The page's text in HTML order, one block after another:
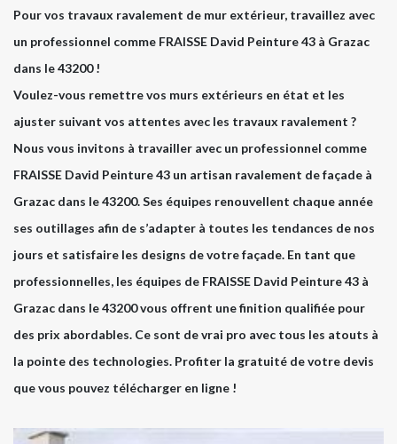
Pour vos travaux ravalement de mur extérieur, travaillez avec
un professionnel comme FRAISSE David Peinture 43 à Grazac
dans le 43200 !
Voulez-vous remettre vos murs extérieurs en état et les
ajuster suivant vos attentes avec les travaux ravalement ?
Nous vous invitons à travailler avec un professionnel comme
FRAISSE David Peinture 43 un artisan ravalement de façade à
Grazac dans le 43200. Ses équipes renouvellent chaque année
ses outillages afin de s’adapter à toutes les tendances de nos
jours et satisfaire les designs de votre façade. En tant que
professionnelles, les équipes de FRAISSE David Peinture 43 à
Grazac dans le 43200 vous offrent une finition qualifiée pour
des prix abordables. Ce sont de vrai pro avec tous les atouts à
la pointe des technologies. Profiter la gratuité de votre devis
que vous pouvez télécharger en ligne !